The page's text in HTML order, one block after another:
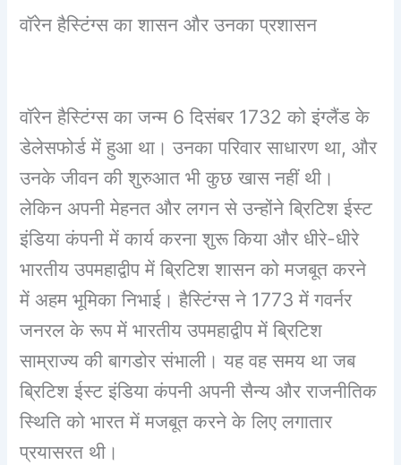
वॉरेन हैस्टिंग्स का शासन और उनका प्रशासन
वॉरेन हैस्टिंग्स का जन्म 6 दिसंबर 1732 को इंग्लैंड के
डेलेसफोर्ड में हुआ था। उनका परिवार साधारण था, और
उनके जीवन की शुरुआत भी कुछ खास नहीं थी।
लेकिन अपनी मेहनत और लगन से उन्होंने ब्रिटिश ईस्ट
इंडिया कंपनी में कार्य करना शुरू किया और धीरे-धीरे
भारतीय उपमहाद्वीप में ब्रिटिश शासन को मजबूत करने
में अहम भूमिका निभाई। हैस्टिंग्स ने 1773 में गवर्नर
जनरल के रूप में भारतीय उपमहाद्वीप में ब्रिटिश
साम्राज्य की बागडोर संभाली। यह वह समय था जब
ब्रिटिश ईस्ट इंडिया कंपनी अपनी सैन्य और राजनीतिक
स्थिति को भारत में मजबूत करने के लिए लगातार
प्रयासरत थी।